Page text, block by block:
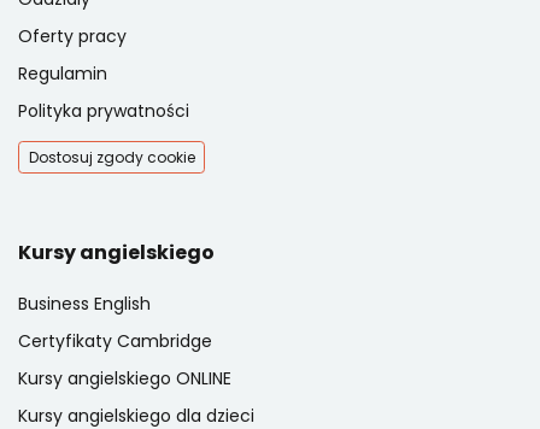
Oferty pracy
Regulamin
Polityka prywatności
Dostosuj zgody cookie
Kursy angielskiego
Business English
Certyfikaty Cambridge
Kursy angielskiego ONLINE
Kursy angielskiego dla dzieci